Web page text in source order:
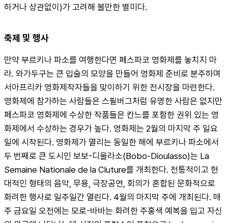
하거나 상관없이)가 고려해 볼만한 별미다.
축제 및 행사
만약 부르키나 파소를 여행한다면 페스파코 영화제를 놓치지 마
라. 와가두구는 큰 입술의 모양을 만들어 영화제 준비로 분주하며
서아프리카 영화제작자들을 맞이하기 위한 전시장을 마련한다.
영화제에 참가하는 사람들은 스필버그처럼 유명한 사람은 없지만
페스파코 영화제에 수상한 작품들은 칸느를 포함한 권위 있는 영
화제에서 수상하는 경우가 높다. 영화제는 2월의 마지막 주 일요
일에 시작된다. 영화제가 열리는 동일한 해에 부르키나 파소에서
두 번째로 큰 도시인 보보-디울라소(Bobo-Dioulasso)는 La
Semaine Nationale de la Cluture를 개최한다. 전통적이고 현
대적인 형태의 음악, 무용, 극장공연, 회의가 혼합된 문화적으로
화려한 행사로 일주일간 열린다. 4월의 마지막 주에 개최된다. 매
주 금요일 오전에는 모로-바바는 화려한 주홍색 예복을 입고 자신